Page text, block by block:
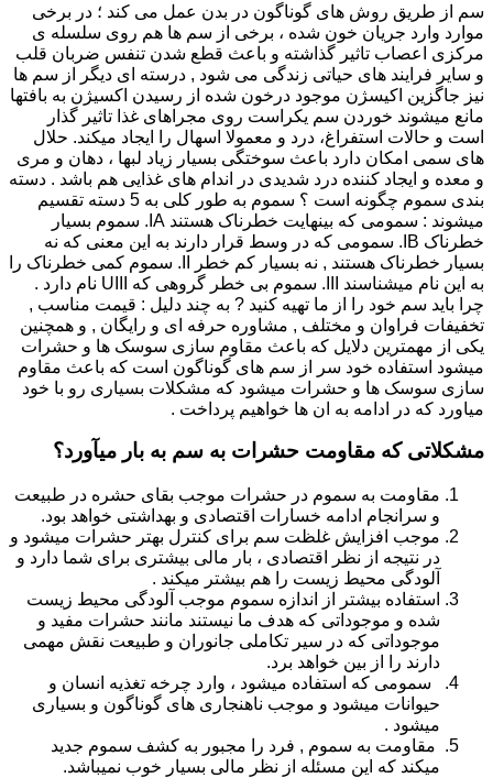
سم از طریق روش های گوناگون در بدن عمل می کند ؛ در برخی
موارد وارد جریان خون شده ، برخی از سم ها هم روی سلسله ی
مرکزی اعصاب تاثیر گذاشته و باعث قطع شدن تنفس ضربان قلب
و سایر فرایند های حیاتی زندگی می شود , درسته ای دیگر از سم ها
نیز جاگزین اکیسژن موجود درخون شده از رسیدن اکسیژن به بافتها
مانع میشوند خوردن سم یکراست روی مجراهای غذا تاثیر گذار
است و حالات استفراغ، درد و معمولا اسهال را ایجاد میکند. حلال
های سمی امکان دارد باعث سوختگی بسیار زیاد لبها ، دهان و مری
و معده و ایجاد کننده درد شدیدی در اندام های غذایی هم باشد . دسته
بندی سموم چگونه است ؟ سموم به طور کلی به 5 دسته تقسیم
میشوند : سمومی که بینهایت خطرناک هستند IA. سموم بسیار
خطرناک IB. سمومی که در وسط قرار دارند به این معنی که نه
بسیار خطرناک هستند , نه بسیار کم خطر II. سموم کمی خطرناک را
به این نام میشناسند III. سموم بی خطر گروهی که UIII نام دارد .
چرا باید سم خود را از ما تهیه کنید ? به چند دلیل : قیمت مناسب ,
تخفیفات فراوان و مختلف , مشاوره حرفه ای و رایگان , و همچنین
یکی از مهمترین دلایل که باعث مقاوم سازی سوسک ها و حشرات
میشود استفاده خود سر از سم های گوناگون است که باعث مقاوم
سازی سوسک ها و حشرات میشود که مشکلات بسیاری رو با خود
میاورد که در ادامه به ان ها خواهیم پرداخت .
مشکلاتی که مقاومت حشرات به سم به بار میآورد؟
مقاومت به سموم در حشرات موجب بقای حشره در طبیعت
و سرانجام ادامه خسارات اقتصادی و بهداشتی خواهد بود.
موجب افزایش غلظت سم برای کنترل بهتر حشرات میشود و
در نتیجه از نظر اقتصادی ، بار مالی بیشتری برای شما دارد و
آلودگی محیط زیست را هم بیشتر میکند .
استفاده بیشتر از اندازه سموم موجب آلودگی محیط زیست
شده و موجوداتی که هدف ما نیستند مانند حشرات مفید و
موجوداتی که در سیر تکاملی جانوران و طبیعت نقش مهمی
دارند را از بین خواهد برد.
سمومی که استفاده میشود ، وارد چرخه تغذیه انسان و
حیوانات میشود و موجب ناهنجاری های گوناگون و بسیاری
میشود .
مقاومت به سموم , فرد را مجبور به کشف سموم جدید
میکند که این مسئله از نظر مالی بسیار خوب نمیباشد.